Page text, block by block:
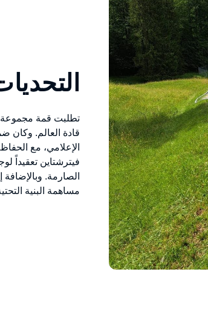
تطلبت قمة مجموعة
قادة العالم. وكان
الإعلامي، مع
فيترشتاين تعقيداً
الصارمة.
مساهمة البنية